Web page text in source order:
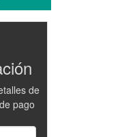
de
pago